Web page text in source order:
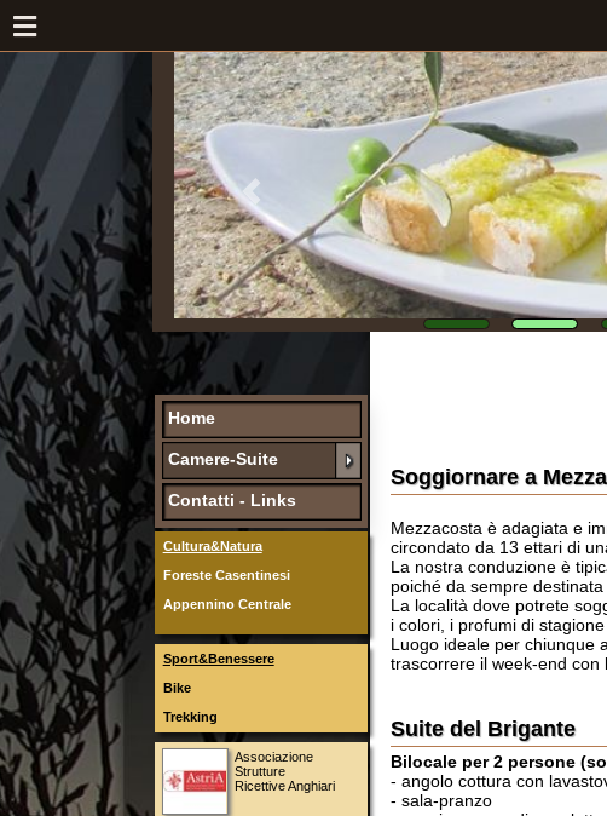
Home
Camere-Suite
Contatti - Links
Cultura&Natura
Foreste Casentinesi
Appennino Centrale
Sport&Benessere
Trekking
Ricettive Anghiari
Soggiornare a
Mezzacosta è adagiata e immersa
circondato da 13 ettari di una
La nostra conduzione è
poiché da sempre destinata alla
La località dove potrete
i colori, i profumi di stagione e
Luogo ideale per chiunque ami
trascorrere il week-end con la
Suite del Brigante
- sala-pranzo
- soggiorno con divano letto
- camera da letto matrimoniale
- bagno privato ad uso esclusivo
- ingresso indipendente e accesso